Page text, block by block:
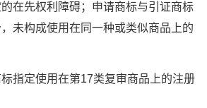
在先权利障碍；申请商标与引证商标
未构成使用在同一种或类似商品上的
指定使用在第17类复审商品上的注册